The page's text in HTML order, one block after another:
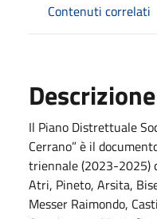
Contenuti correlati
Descrizione
Il Piano Distrettuale
Cerrano” è il
triennale (2023-2025)
Atri, Pineto, Arsita,
Messer Raimondo,